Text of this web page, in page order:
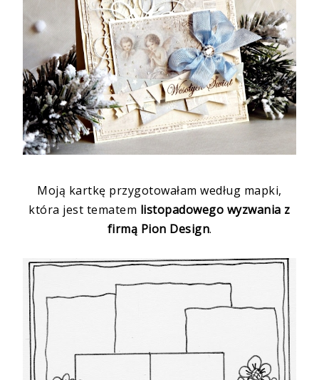
Moją kartkę przygotowałam według mapki,
która jest tematem listopadowego wyzwania z
firmą Pion Design.